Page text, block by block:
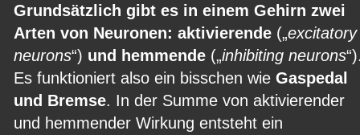
Grundsätzlich gibt es in einem Gehirn zwei
Arten von Neuronen: aktivierende („
neurons“) und hemmende („inhibiting neurons
Es funktioniert also ein bisschen wie Gaspedal
und Bremse. In der Summe von aktivierender
und hemmender Wirkung entsteht ein